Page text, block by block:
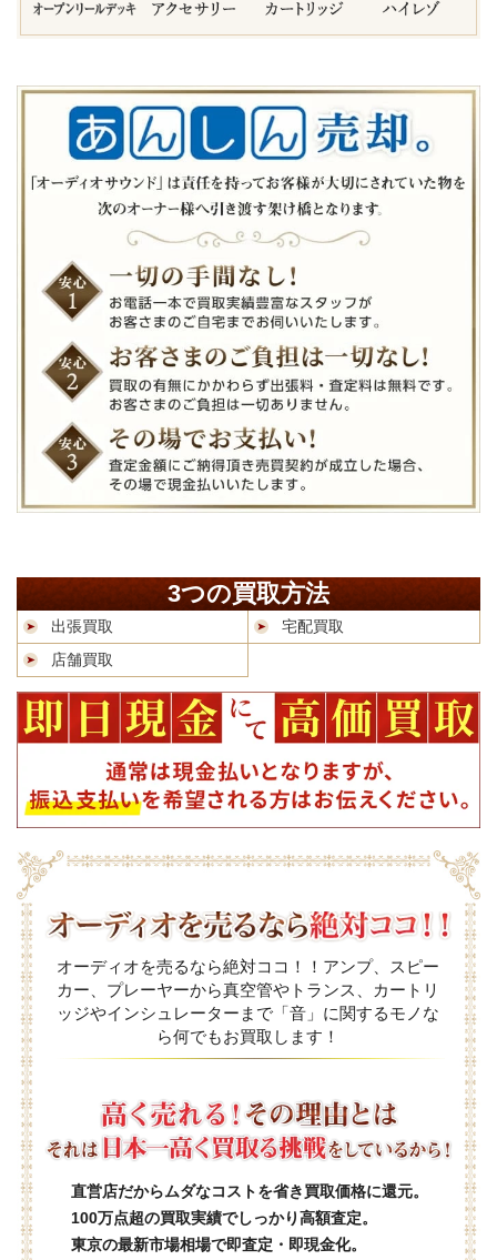
3つの買取方法
出張買取
宅配買取
店舗買取
オーディオを売るなら絶対ココ！！アンプ、スピー
カー、プレーヤーから真空管やトランス、カートリ
ッジやインシュレーターまで「音」に関するモノな
ら何でもお買取します！
直営店だからムダなコストを省き買取価格に還元。
100万点超の買取実績でしっかり高額査定。
東京の最新市場相場で即査定・即現金化。